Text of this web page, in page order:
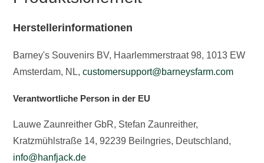
Herstellerinformationen
Barney's Souvenirs BV, Haarlemmerstraat 98, 1013 EW
Amsterdam, NL,customersupport@barneysfarm.com
Verantwortliche Person in der EU
Lauwe Zaunreither GbR, Stefan Zaunreither,
Kratzmühlstraße 14, 92239 Beilngries, Deutschland,
info@hanfjack.de